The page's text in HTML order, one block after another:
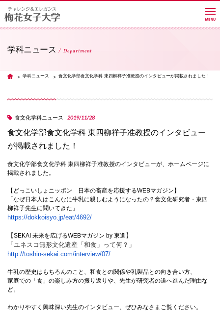
学部・学科・大学院
教員紹介サイト
キャンパスライフ
進路・就職
国際交流
産学連携
入試情報
学科ニュース Department
TOP 学科ニュース 食文化学部食文化学科 東四柳祥子准教授のインタビューが掲載されました！
食文化学科ニュース 2019/11/28
食文化学部食文化学科 東四柳祥子准教授のインタビュー
が掲載されました！
食文化学部食文化学科 東四柳祥子准教授のインタビューが、ホームページに
掲載されました。
【どっこいしょニッポン 日本の畜産を応援するWEBマガジン】
「なぜ日本人はこんなに牛乳に親しむようになったの？食文化研究者・東四
柳祥子先生に聞いてきた」
https://dokkoisyo.jp/eat/4692/
【SEKAI 未来を広げるWEBマガジン by 東進 】
「ユネスコ無形文化遺産「和食」って何？」
http://toshin-sekai.com/interview/07/
牛乳の歴史はもちろんのこと、和食との関係や乳製品との向き合い方、
家庭での「食」の楽しみ方の振り返りや、先生が研究者の道へ進んだ理由な
ど。
わかりやすく興味深い先生のインタビュー、ぜひみなさまご覧ください。